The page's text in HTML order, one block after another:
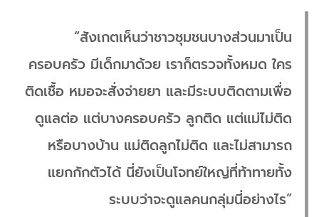
“สังเกตเห็นว่าชาวชุมชนบางส่วนมาเป็น
ครอบครัว มีเด็กมาด้วย เราก็ตรวจทั้งหมด ใคร
ติดเชื้อ หมอจะสั่งจ่ายยา และมีระบบติดตามเพื่อ
ดูแลต่อ แต่บางครอบครัว ลูกติด แต่แม่ไม่ติด
หรือบางบ้าน แม่ติดลูกไม่ติด และไม่สามารถ
แยกกักตัวได้ นี่ยังเป็นโจทย์ใหญ่ที่ท้าทายทั้ง
ระบบว่าจะดูแลคนกลุ่มนี่อย่างไร”